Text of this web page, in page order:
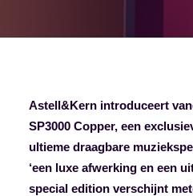
Astell&Kern introduceert
SP3000 Copper, een
ultieme draagbare
‘een luxe afwerking en een
special edition verschijnt